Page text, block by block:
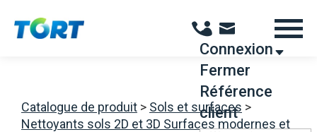
Connexion
Fermer
Référence
client
Catalogue de produit > Sols et surfaces >
Nettoyants sols 2D et 3D Surfaces modernes et